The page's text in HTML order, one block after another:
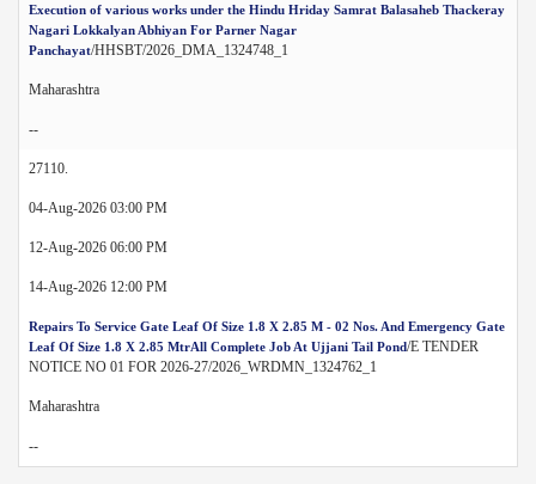
Execution of various works under the Hindu Hriday Samrat Balasaheb Thackeray
Nagari Lokkalyan Abhiyan For Parner Nagar
Panchayat/HHSBT/2026_DMA_1324748_1
Maharashtra
--
27110.
04-Aug-2026 03:00 PM
12-Aug-2026 06:00 PM
14-Aug-2026 12:00 PM
Repairs To Service Gate Leaf Of Size 1.8 X 2.85 M - 02 Nos. And Emergency Gate
Leaf Of Size 1.8 X 2.85 MtrAll Complete Job At Ujjani Tail Pond/E TENDER
NOTICE NO 01 FOR 2026-27/2026_WRDMN_1324762_1
Maharashtra
--